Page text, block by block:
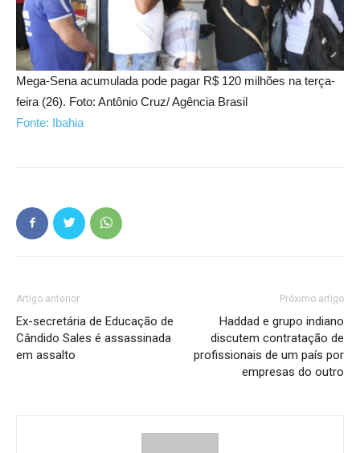
Mega-Sena acumulada pode pagar R$ 120 milhões na terça-
feira (26). Foto: Antônio Cruz/ Agência Brasil
Fonte: Ibahia
Artigo anterior
Ex-secretária de Educação de
Cândido Sales é assassinada
em assalto
Próximo artigo
Haddad e grupo indiano
discutem contratação de
profissionais de um país por
empresas do outro